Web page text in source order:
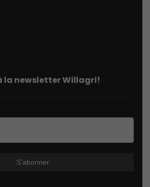
la newsletter Willagri!